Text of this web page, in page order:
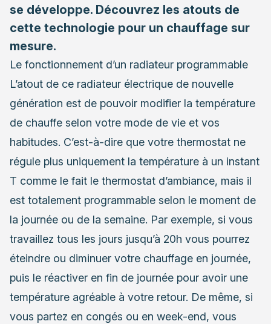
se développe. Découvrez les atouts de
cette technologie pour un chauffage sur
mesure.
Le fonctionnement d’un radiateur programmable
L’atout de ce radiateur électrique de nouvelle
génération est de pouvoir modifier la température
de chauffe selon votre mode de vie et vos
habitudes. C’est-à-dire que votre thermostat ne
régule plus uniquement la température à un instant
T comme le fait le thermostat d’ambiance, mais il
est totalement programmable selon le moment de
la journée ou de la semaine. Par exemple, si vous
travaillez tous les jours jusqu’à 20h vous pourrez
éteindre ou diminuer votre chauffage en journée,
puis le réactiver en fin de journée pour avoir une
température agréable à votre retour. De même, si
vous partez en congés ou en week-end, vous